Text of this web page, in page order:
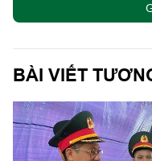
BÀI VIẾT